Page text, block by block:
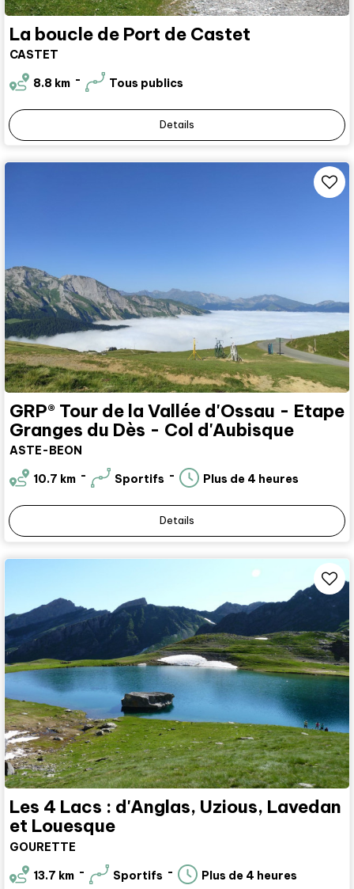
La boucle de Port de Castet
CASTET
8.8 km Tous publics
Details
GRP® Tour de la Vallée d'Ossau - Etape
Granges du Dès - Col d'Aubisque
ASTE-BEON
10.7 km Sportifs Plus de 4 heures
Details
Les 4 Lacs : d'Anglas, Uzious, Lavedan
et Louesque
GOURETTE
13.7 km Sportifs Plus de 4 heures